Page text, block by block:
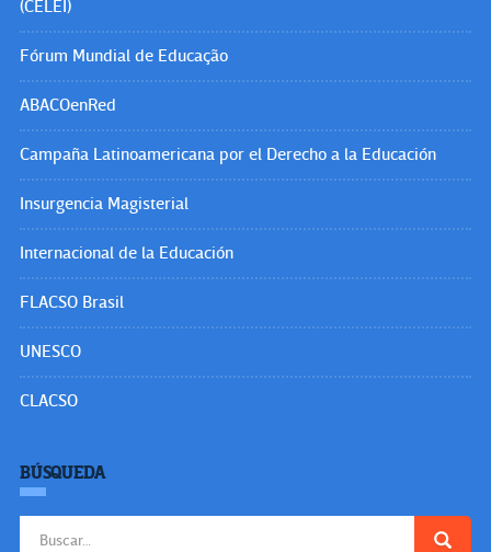
(CELEI)
Fórum Mundial de Educação
ABACOenRed
Campaña Latinoamericana por el Derecho a la Educación
Insurgencia Magisterial
Internacional de la Educación
FLACSO Brasil
UNESCO
CLACSO
BÚSQUEDA